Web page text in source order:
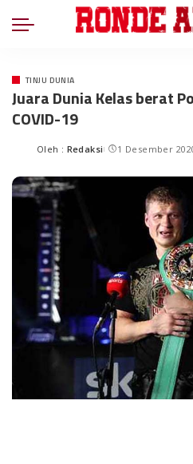
TINJU DUNIA
Juara Dunia Kelas berat
COVID-19
Oleh : Redaksi 1 Desember